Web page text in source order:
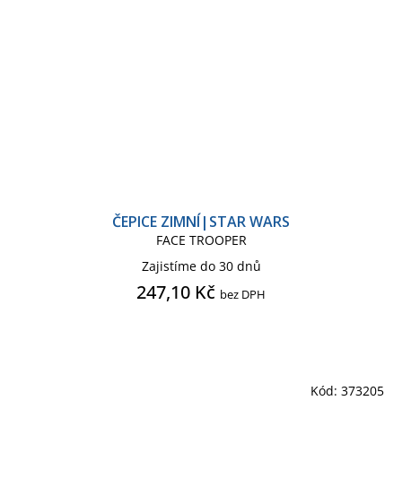
ČEPICE ZIMNÍ|STAR WARS
FACE TROOPER
Zajistíme do 30 dnů
247,10 Kč bez DPH
Kód: 373205